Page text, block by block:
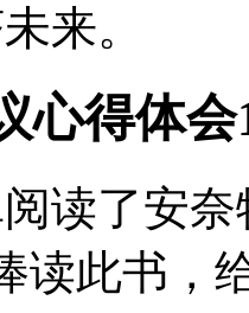
来。
心得体会
读了安
读此书，